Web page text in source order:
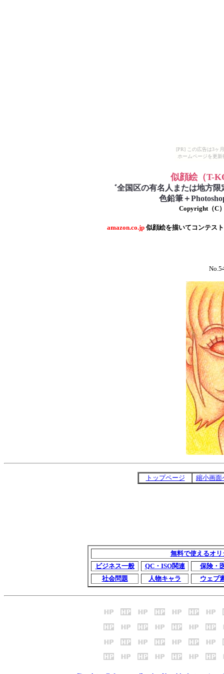
[PR] この広告は3ヶ
ホームページを更
似顔絵（T-
゛全国区の有名人または地方
色鉛筆＋
Copyright（C
amazon.co.jp似顔絵を描いてコンテス
トップページ 縮小画面
無料で使えるオ
ビジネス一般
QC・ISO関連
保険・
社会問題
人物キャラ ウェブ